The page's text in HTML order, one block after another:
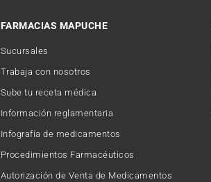
FARMACIAS MAPUCHE
Sucursales
Trabaja con nosotros
Sube tu receta médica
Información reglamentaria
Infografía de medicamentos
Procedimientos Farmacéuticos
Autorización de Venta de Medicamentos